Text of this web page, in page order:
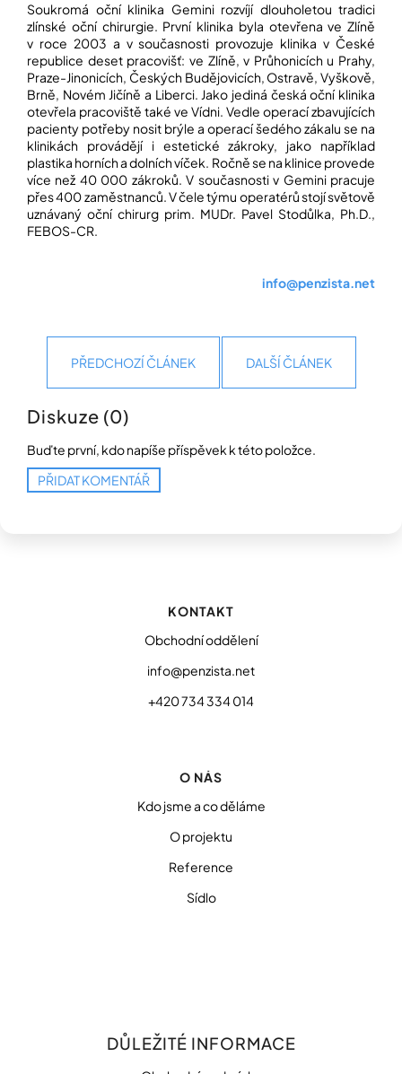
Soukromá oční klinika Gemini rozvíjí dlouholetou tradici
zlínské oční chirurgie. První klinika byla otevřena ve Zlíně
v roce 2003 a v současnosti provozuje klinika v České
republice deset pracovišť: ve Zlíně, v Průhonicích u Prahy,
Praze-Jinonicích, Českých Budějovicích, Ostravě, Vyškově,
Brně, Novém Jičíně a Liberci. Jako jediná česká oční klinika
otevřela pracoviště také ve Vídni. Vedle operací zbavujících
pacienty potřeby nosit brýle a operací šedého zákalu se na
klinikách provádějí i estetické zákroky, jako například
plastika horních a dolních víček. Ročně se na klinice provede
více než 40 000 zákroků. V současnosti v Gemini pracuje
přes 400 zaměstnanců. V čele týmu operatérů stojí světově
uznávaný oční chirurg prim. MUDr. Pavel Stodůlka, Ph.D.,
FEBOS-CR.
info@penzista.net
PŘEDCHOZÍ ČLÁNEK DALŠÍ ČLÁNEK
Diskuze (0)
Buďte první, kdo napíše příspěvek k této položce.
PŘIDAT KOMENTÁŘ
KONTAKT
Obchodní oddělení
info@penzista.net
+420 734 334 014
O NÁS
Kdo jsme a co děláme
O projektu
Reference
Sídlo
DŮLEŽITÉ INFORMACE